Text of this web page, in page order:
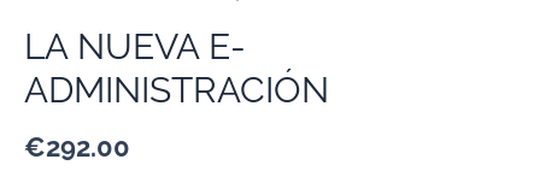
LA NUEVA E-
ADMINISTRACIÓN
€292.00